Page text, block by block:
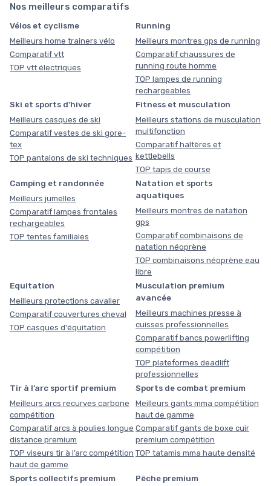
Nos meilleurs comparatifs
Vélos et cyclisme
Meilleurs home trainers vélo
Comparatif vtt
TOP vtt électriques
Running
Meilleurs montres gps de running
Comparatif chaussures de
running route homme
TOP lampes de running
rechargeables
Ski et sports d'hiver
Meilleurs casques de ski
Comparatif vestes de ski gore-
tex
TOP pantalons de ski techniques
Fitness et musculation
Meilleurs stations de musculation
multifonction
Comparatif haltères et
kettlebells
TOP tapis de course
Camping et randonnée
Meilleurs jumelles
Comparatif lampes frontales
rechargeables
TOP tentes familiales
Natation et sports
aquatiques
Meilleurs montres de natation
gps
Comparatif combinaisons de
natation néoprène
TOP combinaisons néoprène eau
libre
Equitation
Meilleurs protections cavalier
Comparatif couvertures cheval
TOP casques d'équitation
Musculation premium
avancée
Meilleurs machines presse à
cuisses professionnelles
Comparatif bancs powerlifting
compétition
TOP plateformes deadlift
professionnelles
Tir à l’arc sportif premium
Meilleurs arcs recurves carbone
compétition
Comparatif arcs à poulies longue
distance premium
TOP viseurs tir à l’arc compétition
haut de gamme
Sports de combat premium
Meilleurs gants mma compétition
haut de gamme
Comparatif gants de boxe cuir
premium compétition
TOP tatamis mma haute densité
Sports collectifs premium Pêche premium